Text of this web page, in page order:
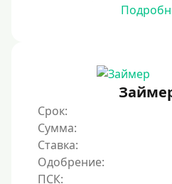
По водительскому
Без СНИЛСа
По паспорту
Без паспорта
По фото
Срок:
Сумма:
Ставка:
Одобрение: